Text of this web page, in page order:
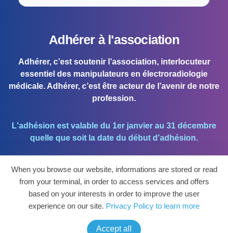
Adhérer à l'association
Adhérer, c’est soutenir l’association, interlocuteur
essentiel des manipulateurs en électroradiologie
médicale. Adhérer, c’est être acteur de l’avenir de notre
profession.
L'adhésion est valable du 1er janvier au 31 décembre
quelle que soit la date du début d'adhésion.
J'ADHÈRE !
Mon espace personnel et mettre à jour mes
When you browse our website, informations are stored or read
from your terminal, in order to access services and offers
based on your interests in order to improve the user
experience on our site. Privacy Policy to learn more
Accept all